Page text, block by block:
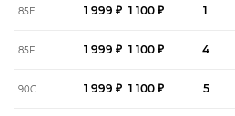
85E 1 999 ₽ 1 100 ₽ 1
85F 1 999 ₽ 1 100 ₽ 4
90C 1 999 ₽ 1 100 ₽ 5